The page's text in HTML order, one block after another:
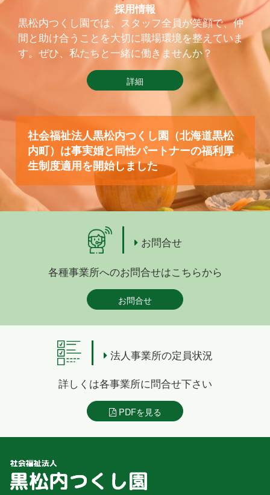
採用情報
黒松内つくし園では、スタッフ全員が笑顔で、仲
間と助け合うことを大切に職場環境を整えていま
す。ぜひ、私たちと一緒に働きませんか？
詳細
社会福祉法人黒松内つくし園（北海道黒松
内町）は事実婚と同性パートナーの福利厚
生制度適用を開始しました
お問合せ
各種事業所へのお問合せはこちらから
お問合せ
法人事業所の定員状況
詳しくは各事業所に問合せ下さい
PDFを見る